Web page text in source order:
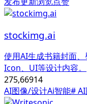
stockimg.ai
使用AI生成书籍封面、
Icon、UI等设计内容。
275,66914
AI图像/设计Ai智能#